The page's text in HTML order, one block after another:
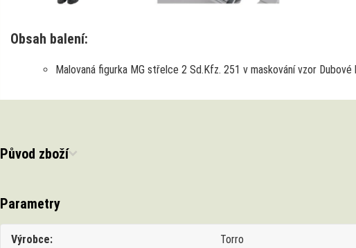
Obsah balení:
Malovaná figurka MG střelce 2 Sd.Kfz. 251 v maskování vzor
Původ zboží
Parametry
Výrobce Torro